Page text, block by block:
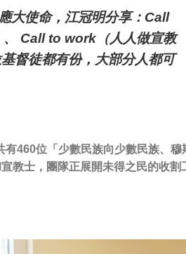
大使命，江冠明分享：Call
Call to work（人人做宣教
督徒都有份，大部分人都可
有460位「少數民族向少數民族、穆
教士，團隊正展開未得之民的收割